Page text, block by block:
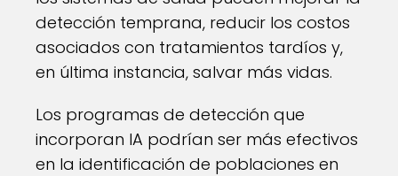
detección temprana, reducir los costos
asociados con tratamientos tardíos y,
en última instancia, salvar más vidas.
Los programas de detección que
incorporan IA podrían ser más efectivos
en la identificación de poblaciones en